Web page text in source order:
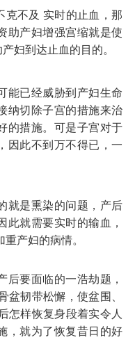
克不及 实时的止血，那
助产妇增强宫缩就是使
妇到达止血的目的。
能已经威胁到产妇生命
纳切除子宫的措施来治
的措施。可是子宫对于
因此不到万不得已，一
就是熏染的问题，产后
此就需要实时的输血，
产妇的病情。
后要面临的一浩劫题，
盆韧带松懈，使盆围、
怎样恢复身段着实令人
，就为了恢复昔日的好